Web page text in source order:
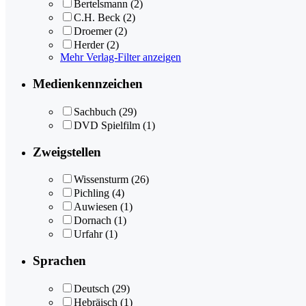
Bertelsmann (2)
C.H. Beck (2)
Droemer (2)
Herder (2)
Mehr Verlag-Filter anzeigen
Medienkennzeichen
Sachbuch (29)
DVD Spielfilm (1)
Zweigstellen
Wissensturm (26)
Pichling (4)
Auwiesen (1)
Dornach (1)
Urfahr (1)
Sprachen
Deutsch (29)
Hebräisch (1)